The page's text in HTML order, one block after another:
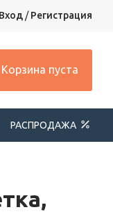
Вход/Регистрация
Корзина пуста
РАСПРОДАЖА